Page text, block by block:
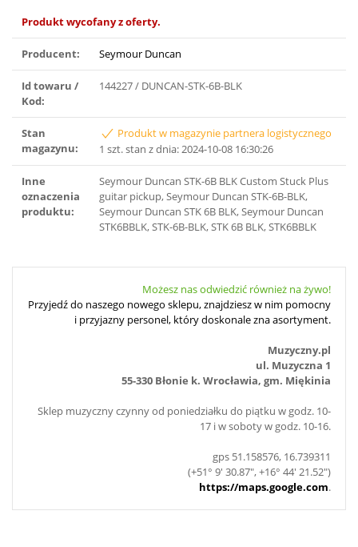
Produkt wycofany z oferty.
Producent: Seymour Duncan
Id towaru /
Kod:
144227 / DUNCAN-STK-6B-BLK
Stan
magazynu:
Produkt w magazynie partnera logistycznego
1 szt. stan z dnia: 2024-10-08 16:30:26
Inne
oznaczenia
produktu:
Seymour Duncan STK-6B BLK Custom Stuck Plus
guitar pickup, Seymour Duncan STK-6B-BLK,
Seymour Duncan STK 6B BLK, Seymour Duncan
STK6BBLK, STK-6B-BLK, STK 6B BLK, STK6BBLK
Możesz nas odwiedzić również na żywo!
Przyjedź do naszego nowego sklepu, znajdziesz w nim pomocny
i przyjazny personel, który doskonale zna asortyment.
Muzyczny.pl
ul. Muzyczna 1
55-330 Błonie k. Wrocławia, gm. Miękinia
Sklep muzyczny czynny od poniedziałku do piątku w godz. 10-
17 i w soboty w godz. 10-16.
gps 51.158576, 16.739311
(+51° 9' 30.87", +16° 44' 21.52")
https://maps.google.com.